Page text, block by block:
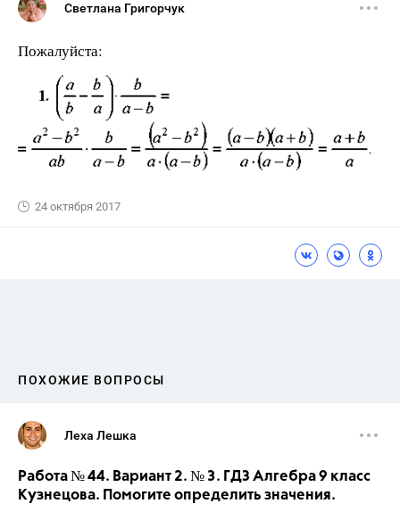
Светлана Григорчук
Пожалуйста:
24 октября 2017
ПОХОЖИЕ ВОПРОСЫ
Леха Лешка
Работа № 44. Вариант 2. № 3. ГДЗ Алгебра 9 класс
Кузнецова. Помогите определить значения.